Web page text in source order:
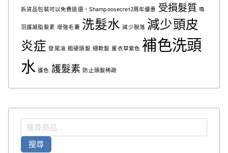
拆貨品包裝可以免費退還，Shampoosecret2周年優惠 受損髮質 喚
羽護凝脂髮素 增強毛囊 洗髮水 減少脫落 減少頭皮
炎症 發尾油 粗硬頭髮 細軟髮 薰衣草紫色 補色洗頭
水 護色 護髮素 防止頭髮稀疏
搜
尋
搜尋